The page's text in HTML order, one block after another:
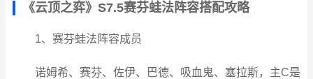
《云顶之弈》S7.5赛芬蛙法阵容搭配攻略
1、赛芬蛙法阵容成员
诺姆希、赛芬、佐伊、巴德、吸血鬼、塞拉斯，主C是